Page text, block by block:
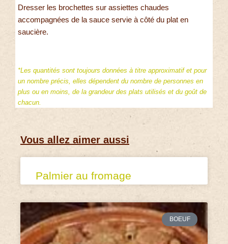
Dresser les brochettes sur assiettes chaudes
accompagnées de la sauce servie à côté du plat en
saucière.
*Les quantités sont toujours données à titre approximatif et pour
un nombre précis, elles dépendent du nombre de personnes en
plus ou en moins, de la grandeur des plats utilisés et du goût de
chacun.
Vous allez aimer aussi
Palmier au fromage
BOEUF